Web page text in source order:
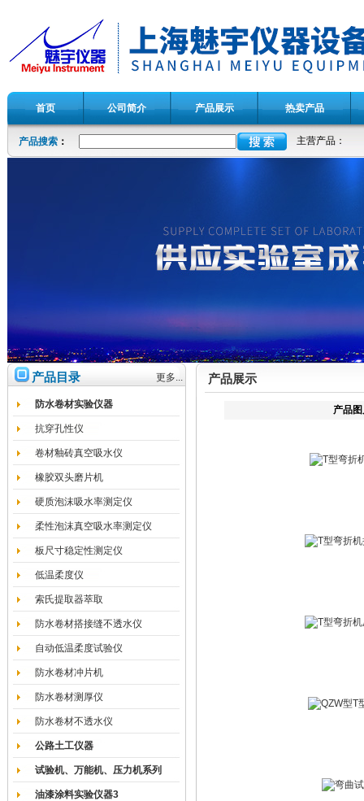
首页 公司简介 产品展示 热卖产品
产品搜索 ： 主营产品：
产品目录 更多...
防水卷材实验仪器
抗穿孔性仪
卷材釉砖真空吸水仪
橡胶双头磨片机
硬质泡沫吸水率测定仪
柔性泡沫真空吸水率测定仪
板尺寸稳定性测定仪
低温柔度仪
索氏提取器萃取
防水卷材搭接缝不透水仪
自动低温柔度试验仪
防水卷材冲片机
防水卷材测厚仪
防水卷材不透水仪
公路土工仪器
试验机、万能机、压力机系列
油漆涂料实验仪器3
产品展示
产品